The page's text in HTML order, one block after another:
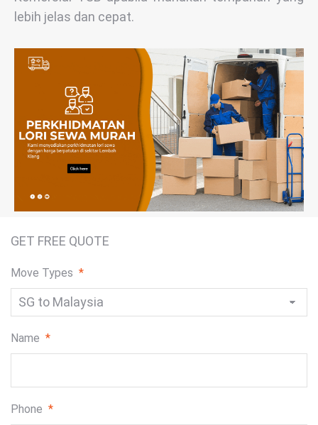
lebih jelas dan cepat.
GET FREE QUOTE
Move Types *
Name *
Phone *